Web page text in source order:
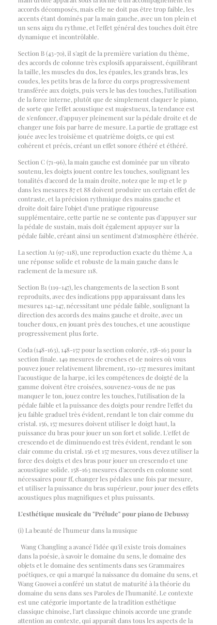
accords décomposés, mais elle ne doit pas être trop faible, les
accents étant dominés par la main gauche, avec un ton plein et
un sens aigu du rythme, et l'effet général des touches doit être
dynamique et incontrôlable.
Section B (43-70), il s'agit de la première variation du thème,
des accords de colonne très explosifs apparaissent, équilibrant
la taille, les muscles du dos, les épaules, les grands bras, les
coudes, les petits bras de la force du corps progressivement
transférée aux doigts, puis vers le bas des touches, l'utilisation
de la force interne, plutôt que de simplement claquer le piano,
de sorte que l'effet acoustique est majestueux, la tendance est
de s'enfoncer, d'appuyer pleinement sur la pédale droite et de
changer une fois par barre de mesure. La partie de grattage est
jouée avec les troisième et quatrième doigts, ce qui est
cohérent et précis, créant un effet sonore éthéré et éthéré.
Section C (71-96), la main gauche est dominée par un vibrato
soutenu, les doigts jouent contre les touches, soulignant les
tonalités d'accord de la main droite, notez que le mp et le p
dans les mesures 87 et 88 doivent produire un certain effet de
contraste, et la précision rythmique des mains gauche et
droite doit faire l'objet d'une pratique rigoureuse
supplémentaire, cette partie ne se contente pas d'appuyer sur
la pédale de sustain, mais doit également appuyer sur la
pédale faible, créant ainsi un sentiment d'atmosphère éthérée.
La section A1 (97-118), une reproduction exacte du thème A, a
une réponse solide et robuste de la main gauche dans le
raclement de la mesure 118.
Section B1 (119-147), les changements de la section B sont
reproduits, avec des indications ppp apparaissant dans les
mesures 142-147, nécessitant une pédale faible, soulignant la
direction des accords des mains gauche et droite, avec un
toucher doux, en jouant près des touches, et une acoustique
progressivement plus forte.
Coda (148-163), 148-157 pour la section colorée, 158-163 pour la
section finale. 149 mesures de croches et de noires où vous
pouvez jouer relativement librement, 150-157 mesures imitant
l'acoustique de la harpe, ici les compétences de doigté de la
gamme doivent être croisées, souvenez-vous de ne pas
manquer le ton, jouez contre les touches, l'utilisation de la
pédale faible et la puissance des doigts pour rendre l'effet du
jeu faible graduel très évident, rendant le ton clair comme du
cristal. 156, 157 mesures doivent utiliser le doigt haut, la
puissance du bras pour jouer un son fort et solide. L'effet de
crescendo et de diminuendo est très évident, rendant le son
clair comme du cristal. 156 et 157 mesures, vous devez utiliser la
force des doigts et des bras pour jouer un crescendo et une
acoustique solide. 158-163 mesures d'accords en colonne sont
nécessaires pour ff, changer les pédales une fois par mesure,
et utiliser la puissance du bras supérieur, pour jouer des effets
acoustiques plus magnifiques et plus puissants.
L'esthétique musicale du "Prélude" pour piano de Debussy
(i) La beauté de l'humeur dans la musique
Wang Changling a avancé l'idée qu'il existe trois domaines
dans la poésie, à savoir le domaine du sens, le domaine des
objets et le domaine des sentiments dans ses Grammaires
poétiques, ce qui a marqué la naissance du domaine du sens, et
Wang Guowei a conféré un statut de maturité à la théorie du
domaine du sens dans ses Paroles de l'humanité. Le contexte
est une catégorie importante de la tradition esthétique
classique chinoise, l'art classique chinois accorde une grande
attention au contexte, qui apparaît dans tous les aspects de la